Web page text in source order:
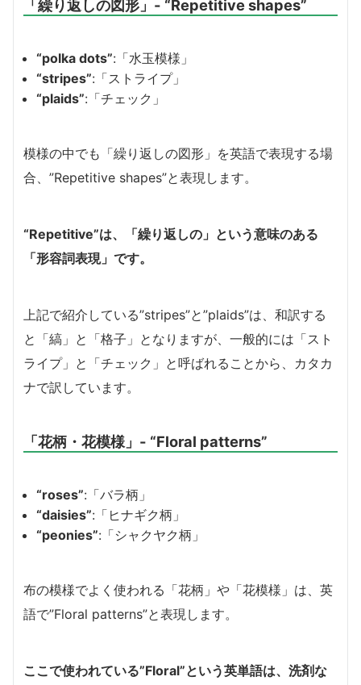
「繰り返しの図形」- “Repetitive shapes”
“polka dots”:「水玉模様」
“stripes”:「ストライプ」
“plaids”:「チェック」
模様の中でも「繰り返しの図形」を英語で表現する場
合、”Repetitive shapes”と表現します。
“Repetitive”は、「繰り返しの」という意味のある
「形容詞表現」です。
上記で紹介している”stripes”と”plaids”は、和訳する
と「縞」と「格子」となりますが、一般的には「スト
ライプ」と「チェック」と呼ばれることから、カタカ
ナで訳しています。
「花柄・花模様」- “Floral patterns”
“roses”:「バラ柄」
“daisies”:「ヒナギク柄」
“peonies”:「シャクヤク柄」
布の模様でよく使われる「花柄」や「花模様」は、英
語で”Floral patterns”と表現します。
ここで使われている”Floral”という英単語は、洗剤な